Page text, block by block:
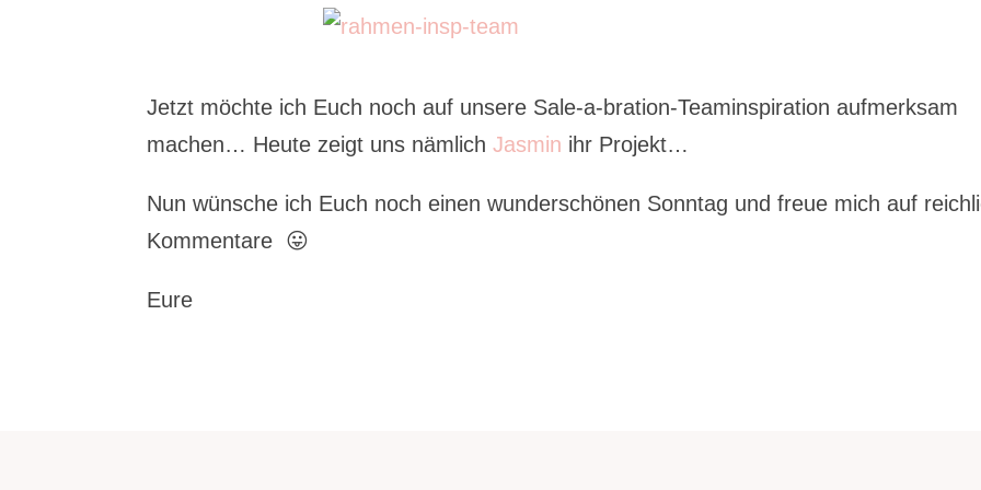
Jetzt möchte ich Euch noch auf unsere Sale-a-bration-Teaminspiration aufmerksam
machen… Heute zeigt uns nämlichJasmin ihr Projekt…
Nun wünsche ich Euch noch einen wunderschönen Sonntag und freue mich auf
Kommentare 😛
Eure